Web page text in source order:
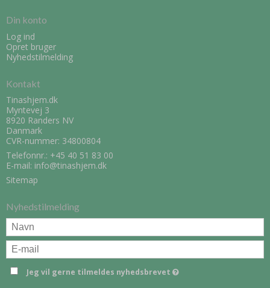
Din konto
Log ind
Opret bruger
Nyhedstilmelding
Kontakt
Tinashjem.dk
Myntevej 3
8920 Randers NV
Danmark
CVR-nummer: 34800804
Telefonnr.: +45 40 51 83 00
E-mail: info@tinashjem.dk
Sitemap
Nyhedstilmelding
Jeg vil gerne tilmeldes nyhedsbrevet